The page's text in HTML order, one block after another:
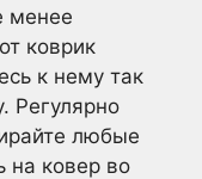
менее
коврик
к нему так
Регулярно
любые
на ковер во